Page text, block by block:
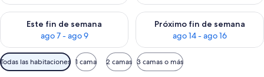
Este fin de semana
ago 7 - ago 9
Consulta la disponibilidad para este fin de semana ago 7 -
Próximo fin de semana
ago 14 - ago 16
Consulta la disponibilidad
Filtros
disponibles
Todas las habitaciones 1 cama 2 camas 3 camas o más